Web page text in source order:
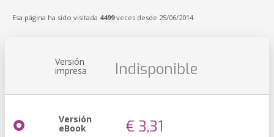
Esa página ha sido visitada 4499veces desde 25/06/2014
Versión
impresa Indisponible
Versión
eBook € 3,31